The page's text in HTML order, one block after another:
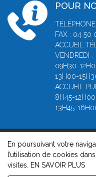
POUR
FAX : 04 50
ACCUEIL
VENDREDI :
09H30-
13H00-
ACCUEIL
8H45-12H00
13H45-
© 2026, Greffe du
légales-Contact -
En poursuivant votre
l’utilisation de cookies
visites.
EN SAVOIR PLUS